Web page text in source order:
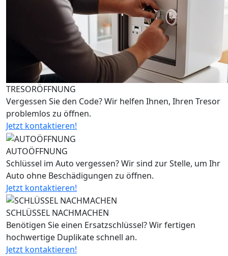
TRESORÖFFNUNG
Vergessen Sie den Code? Wir helfen Ihnen, Ihren Tresor
problemlos zu öffnen.
Jetzt kontaktieren!
AUTOÖFFNUNG
Schlüssel im Auto vergessen? Wir sind zur Stelle, um Ihr
Auto ohne Beschädigungen zu öffnen.
Jetzt kontaktieren!
SCHLÜSSEL NACHMACHEN
Benötigen Sie einen Ersatzschlüssel? Wir fertigen
hochwertige Duplikate schnell an.
Jetzt kontaktieren!